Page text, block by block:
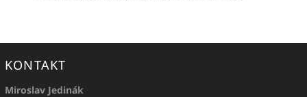
KONTAKT
Miroslav Jedinák